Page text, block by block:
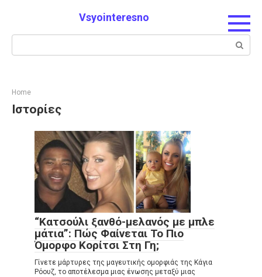
Vsyointeresno
Search:
Home
Ιστορίες
“Κατσούλι ξανθό-μελανός με μπλε
μάτια”: Πώς Φαίνεται Το Πιο
Όμορφο Κορίτσι Στη Γη;
Γίνετε μάρτυρες της μαγευτικής ομορφιάς της Κάγια
Ρόουζ, το αποτέλεσμα μιας ένωσης μεταξύ μιας